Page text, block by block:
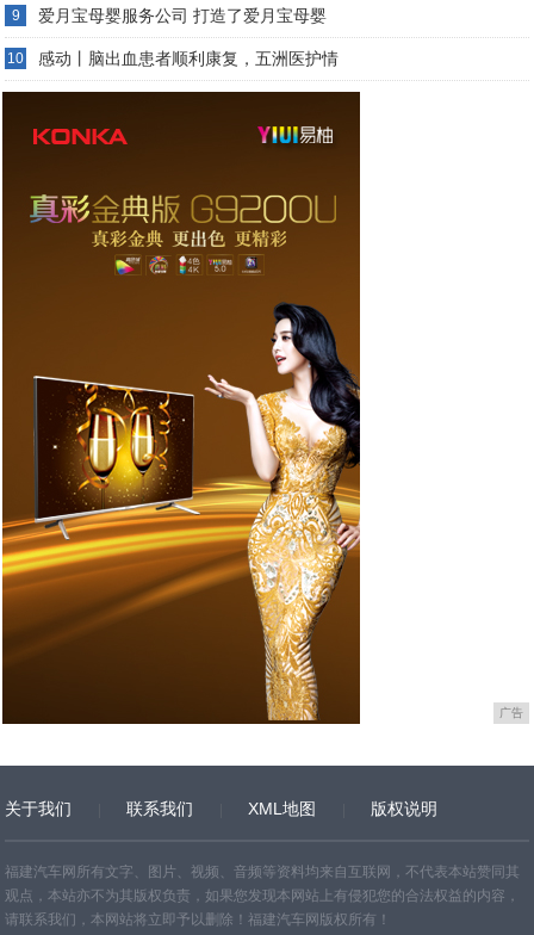
9 爱月宝母婴服务公司 打造了爱月宝母婴
10 感动丨脑出血患者顺利康复，五洲医护情
广告
关于我们 联系我们 XML地图 版权说明
网站地图 TXT
福建汽车网所有文字、图片、视频、音频等资料均来自互联网，不代表本站赞同其
观点，本站亦不为其版权负责，如果您发现本网站上有侵犯您的合法权益的内容，
请联系我们，本网站将立即予以删除！福建汽车网版权所有！